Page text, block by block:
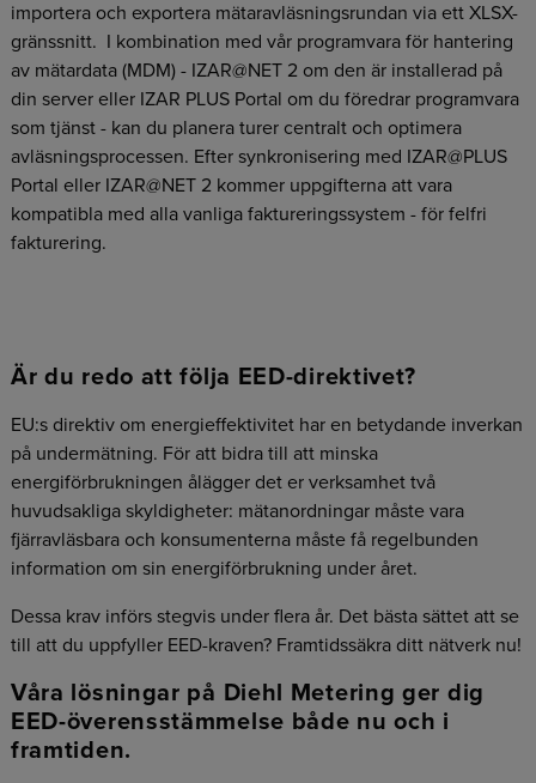
importera och exportera mätaravläsningsrundan via ett XLSX-
gränssnitt. I kombination med vår programvara för hantering
av mätardata (MDM) - IZAR@NET 2 om den är installerad på
din server eller IZAR PLUS Portal om du föredrar programvara
som tjänst - kan du planera turer centralt och optimera
avläsningsprocessen. Efter synkronisering med IZAR@PLUS
Portal eller IZAR@NET 2 kommer uppgifterna att vara
kompatibla med alla vanliga faktureringssystem - för felfri
fakturering.
Är du redo att följa EED-direktivet?
EU:s direktiv om energieffektivitet har en betydande inverkan
på undermätning. För att bidra till att minska
energiförbrukningen ålägger det er verksamhet två
huvudsakliga skyldigheter: mätanordningar måste vara
fjärravläsbara och konsumenterna måste få regelbunden
information om sin energiförbrukning under året.
Dessa krav införs stegvis under flera år. Det bästa sättet att se
till att du uppfyller EED-kraven? Framtidssäkra ditt nätverk nu!
Våra lösningar på Diehl Metering ger dig
EED-överensstämmelse både nu och i
framtiden.